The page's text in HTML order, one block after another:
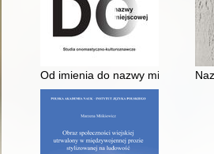
Od imienia do nazwy miejscowej